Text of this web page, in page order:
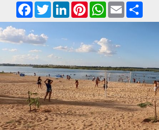
FacebookTwitterLinkedInPinterestWhatsApp
Email